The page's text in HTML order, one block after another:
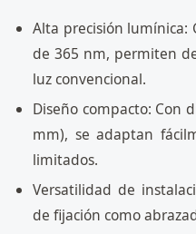
Alta precisión lumínica:
de 365 nm, permiten
luz convencional.
Diseño compacto: Con
mm), se adaptan
limitados.
Versatilidad de
de fijación como